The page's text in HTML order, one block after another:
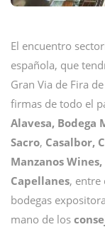
El encuentro
española, que
Gran Via de Fira
firmas de todo el
Alavesa, Bodega
Sacro, Casalbor,
Manzanos
Capellanes, entre
bodegas
mano de los